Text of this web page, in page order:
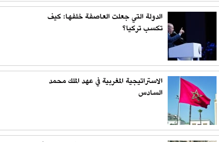
الدولة التي جعلت العاصفة خلفها: كيف
تكسب تركيا؟
الاستراتيجية المغربية في عهد الملك محمد
السادس